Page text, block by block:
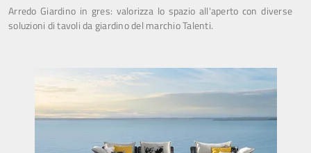
Arredo Giardino in gres: valorizza lo spazio all'aperto con diverse
soluzioni di tavoli da giardino del marchio Talenti.